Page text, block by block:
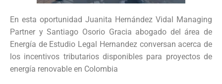
En esta oportunidad Juanita Hernández Vidal Managing
Partner y Santiago Osorio Gracia abogado del área de
Energía de Estudio Legal Hernandez conversan acerca de
los incentivos tributarios disponibles para proyectos de
energía renovable en Colombia